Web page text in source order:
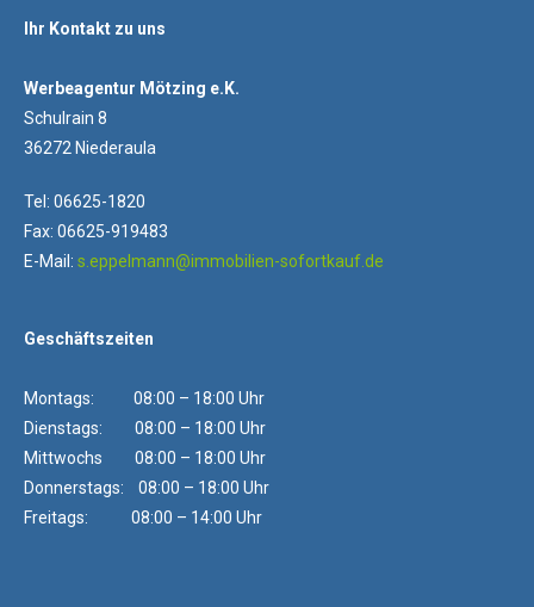
Ihr Kontakt zu uns
Werbeagentur Mötzing e.K.
Schulrain 8
36272 Niederaula
Tel: 06625-1820
Fax: 06625-919483
E-Mail: s.eppelmann@immobilien-sofortkauf.de
Geschäftszeiten
Montags: 08:00 – 18:00 Uhr
Dienstags: 08:00 – 18:00 Uhr
Mittwochs 08:00 – 18:00 Uhr
Donnerstags: 08:00 – 18:00 Uhr
Freitags: 08:00 – 14:00 Uhr